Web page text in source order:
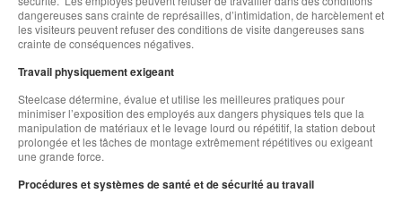
dangereuses sans crainte de représailles, d’intimidation, de harcèlement et
les visiteurs peuvent refuser des conditions de visite dangereuses sans
crainte de conséquences négatives.
Travail physiquement exigeant
Steelcase détermine, évalue et utilise les meilleures pratiques pour
minimiser l’exposition des employés aux dangers physiques tels que la
manipulation de matériaux et le levage lourd ou répétitif, la station debout
prolongée et les tâches de montage extrêmement répétitives ou exigeant
une grande force.
Procédures et systèmes de santé et de sécurité au travail